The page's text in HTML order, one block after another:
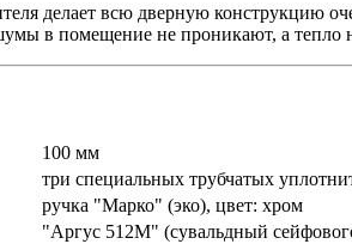
делает всю дверную конструкцию
в помещение не проникают, а тепло
100 мм
три специальных трубчатых
ручка "Марко" (эко), цвет: хром
"Аргус 512М" (сувальдный